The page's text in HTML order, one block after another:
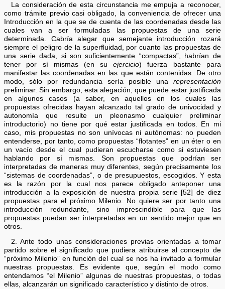
La consideración de esta circunstancia me empuja a reconocer,
como trámite previo casi obligado, la conveniencia de ofrecer una
Introducción en la que se de cuenta de las coordenadas desde las
cuales van a ser formuladas las propuestas de una serie
determinada. Cabría alegar que semejante introducción rozará
siempre el peligro de la superfluidad, por cuanto las propuestas de
una serie dada, si son suficientemente “compactas”, habrían de
tener por sí mismas (en suejercicio) fuerza bastante para
manifestar las coordenadas en las que están contenidas. De otro
modo, sólo por redundancia sería posible una representación
preliminar. Sin embargo, esta alegación, que puede estar justificada
en algunos casos (a saber, en aquellos en los cuales las
propuestas ofrecidas hayan alcanzado tal grado de univocidad y
autonomía que resulte un pleonasmo cualquier preliminar
introductorio) no tiene por qué estar justificada en todos. En mi
caso, mis propuestas no son unívocas ni autónomas: no pueden
entenderse, por tanto, como propuestas “flotantes” en un éter o en
un vacío desde el cual pudieran escucharse como si estuviesen
hablando por sí mismas. Son propuestas que podrían ser
interpretadas de maneras muy diferentes, según precisamente los
“sistemas de coordenadas”, o de presupuestos, escogidos. Y esta
es la razón por la cual nos parece obligado anteponer una
introducción a la exposición de nuestra propia serie [52] de diez
propuestas para el próximo Milenio. No quiere ser por tanto una
introducción redundante, sino imprescindible para que las
propuestas puedan ser interpretadas en un sentido mejor que en
otros.
2. Ante todo unas consideraciones previas orientadas a tomar
partido sobre el significado que pudiera atribuirse al concepto de
“próximo Milenio” en función del cual se nos ha invitado a formular
nuestras propuestas. Es evidente que, según el modo como
entendamos “el Milenio” algunas de nuestras propuestas, o todas
ellas, alcanzarán un significado característico y distinto de otros.